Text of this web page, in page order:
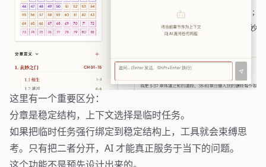
这里有一个重要区分：
分章是稳定结构，上下文选择是临时任务。
如果把临时任务强行绑定到稳定结构上，工具就会束缚思
考。只有把二者分开，AI 才能真正服务于当下的问题。